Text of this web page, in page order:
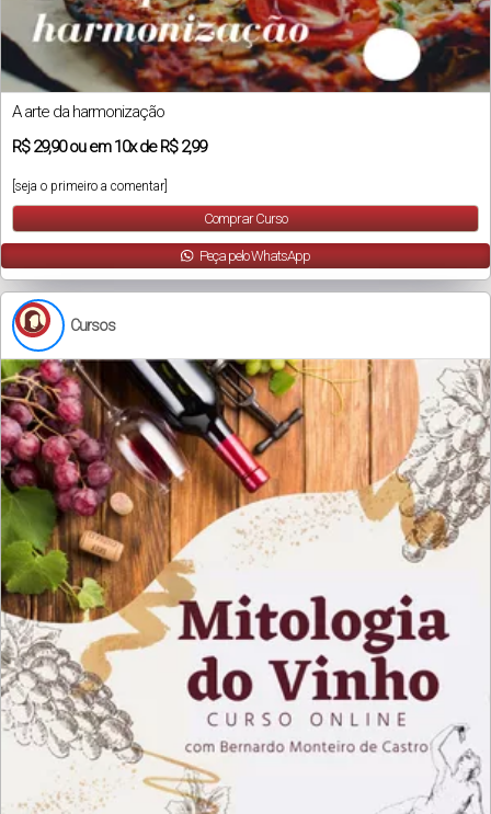
A arte da harmonização
R$29,90ou em10xdeR$ 2,99
[seja o primeiro a comentar]
Comprar Curso
Peça pelo WhatsApp
Cursos